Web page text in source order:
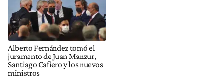
Alberto Fernández tomó el
juramento de Juan Manzur,
Santiago Cafiero y los nuevos
ministros